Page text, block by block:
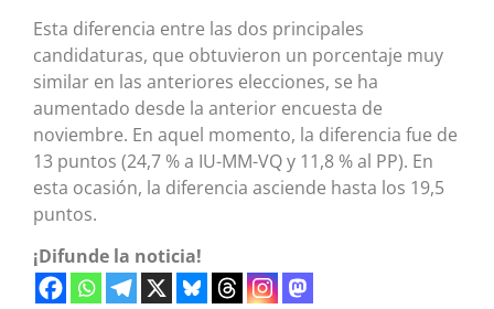
Esta diferencia entre las dos principales
candidaturas, que obtuvieron un porcentaje muy
similar en las anteriores elecciones, se ha
aumentado desde la anterior encuesta de
noviembre. En aquel momento, la diferencia fue de
13 puntos (24,7 % a IU-MM-VQ y 11,8 % al PP). En
esta ocasión, la diferencia asciende hasta los 19,5
puntos.
¡Difunde la noticia!